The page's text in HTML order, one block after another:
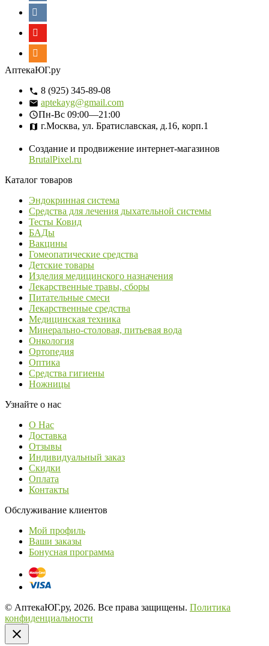
АптекаЮГ.ру
8 (925) 345-89-08
aptekayg@gmail.com
Пн-Вс 09:00—21:00
г.Москва, ул. Братиславская, д.16, корп.1
Создание и продвижение интернет-магазинов
BrutalPixel.ru
Каталог товаров
Эндокринная система
Средства для лечения дыхательной системы
Тесты Ковид
БАДы
Вакцины
Гомеопатические средства
Детские товары
Изделия медицинского назначения
Лекарственные травы, сборы
Питательные смеси
Лекарственные средства
Медицинская техника
Минерально-столовая, питьевая вода
Онкология
Ортопедия
Оптика
Средства гигиены
Ножницы
Узнайте о нас
О Нас
Доставка
Отзывы
Индивидуальный заказ
Скидки
Оплата
Контакты
Обслуживание клиентов
Мой профиль
Ваши заказы
Бонусная программа
© АптекаЮГ.ру, 2026. Все права защищены. Политика
конфиденциальности